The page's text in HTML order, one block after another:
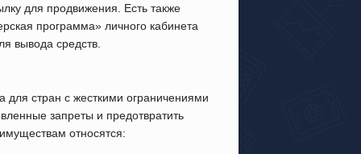
для продвижения. Есть также
программа» личного кабинета
вывода средств.
для стран с жесткими ограничениями
запреты и предотвратить
относятся: